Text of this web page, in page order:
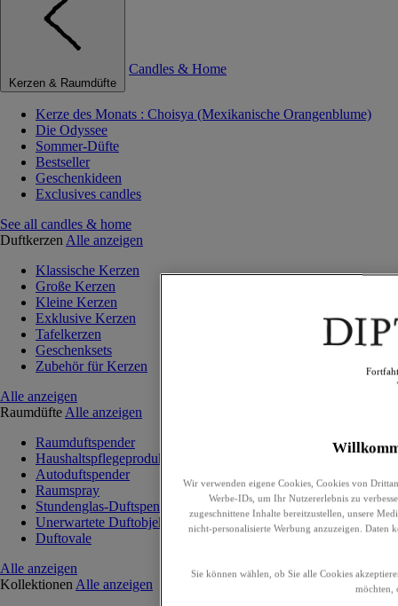
Kerzen & Raumdüfte
Candles & Home
Kerze des Monats : Choisya (Mexikanische Orangenblume)
Die Odyssee
Sommer-Düfte
Bestseller
Geschenkideen
Exclusives candles
See all candles & home
Duftkerzen Alle anzeigen
Klassische Kerzen
Große Kerzen
Kleine Kerzen
Exklusive Kerzen
Tafelkerzen
Geschenksets
Zubehör für Kerzen
Alle anzeigen
Raumdüfte Alle anzeigen
Raumduftspender
Haushaltspflegeprodukte
Autoduftspender
Raumspray
Stundenglas-Duftspender
Unerwartete Duftobjekte
Duftovale
Alle anzeigen
Kollektionen Alle anzeigen
Wir verwenden eigene Cookies, Cookies von
Werbe-IDs, um Ihr Nutzererlebnis zu
zugeschnittene Inhalte bereitzustellen, unsere
nicht-personalisierte Werbung anzuzeigen. Daten
Sie können wählen, ob Sie alle Cookies
möchten,